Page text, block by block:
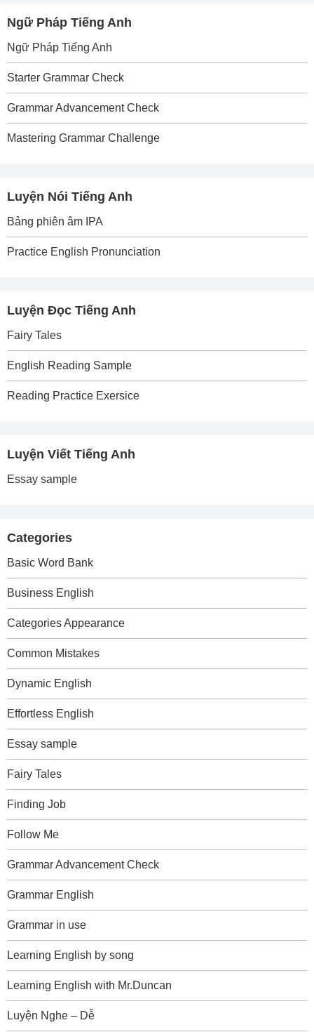
Ngữ Pháp Tiếng Anh
Ngữ Pháp Tiếng Anh
Starter Grammar Check
Grammar Advancement Check
Mastering Grammar Challenge
Luyện Nói Tiếng Anh
Bảng phiên âm IPA
Practice English Pronunciation
Luyện Đọc Tiếng Anh
Fairy Tales
English Reading Sample
Reading Practice Exersice
Luyện Viết Tiếng Anh
Essay sample
Categories
Basic Word Bank
Business English
Categories Appearance
Common Mistakes
Dynamic English
Effortless English
Essay sample
Fairy Tales
Finding Job
Follow Me
Grammar Advancement Check
Grammar English
Grammar in use
Learning English by song
Learning English with Mr.Duncan
Luyện Nghe – Dễ